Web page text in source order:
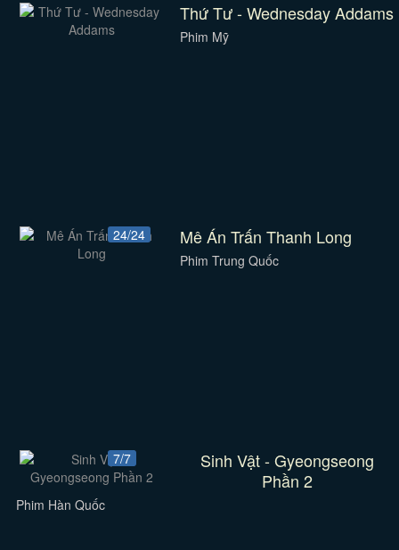
Thứ Tư - Wednesday Addams
Phim Mỹ
24/24 Mê Án Trấn Thanh Long
Phim Trung Quốc
7/7
Sinh Vật - Gyeongseong
Phần 2
Phim Hàn Quốc